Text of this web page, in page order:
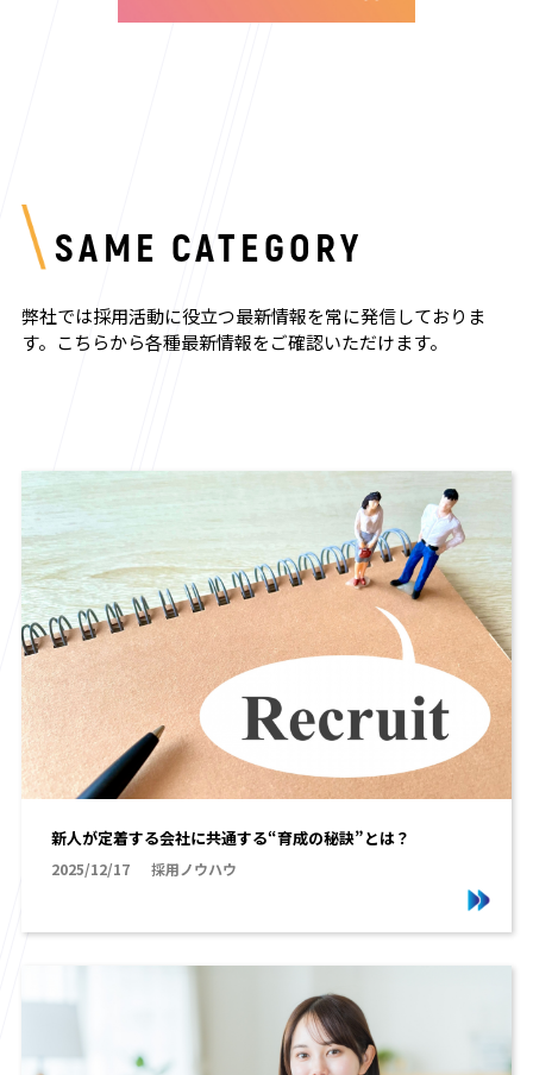
SAME CATEGORY
弊社では採用活動に役立つ最新情報を常に発信しておりま
す。 こちらから各種最新情報をご確認いただけます。
新人が定着する会社に共通する“育成の秘訣”とは？
2025/12/17 採用ノウハウ